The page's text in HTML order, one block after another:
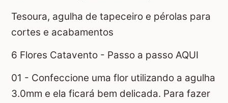
Tesoura, agulha de tapeceiro e pérolas para
cortes e acabamentos
6 Flores Catavento - Passo a passo AQUI
01 - Confeccione uma flor utilizando a agulha
3.0mm e ela ficará bem delicada. Para fazer